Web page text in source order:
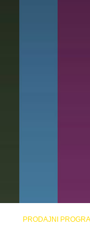
PRODAJNI